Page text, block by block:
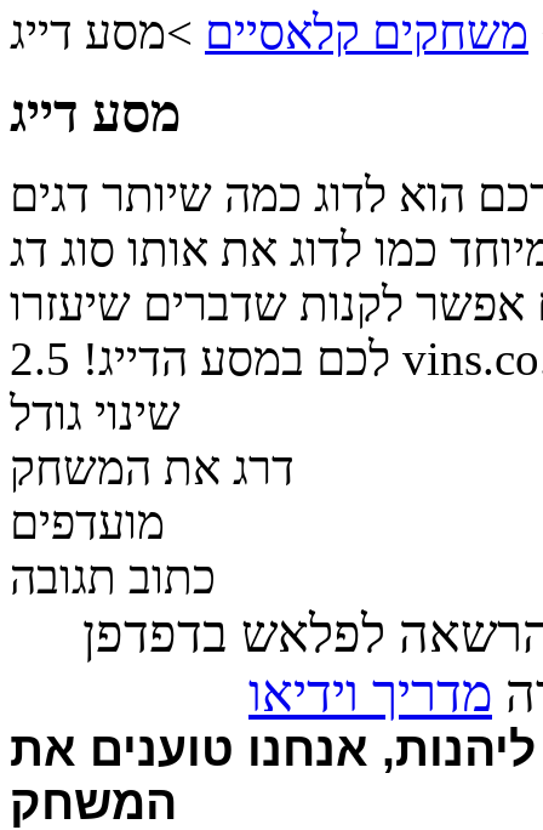
משחקים קלאסיים >מסע דייג
מסע דייג
הוא לדוג כמה שיותר דגים
כמו לדוג את אותו סוג דג
אפשר לקנות שדברים שיעזרו
לכם במסע הדייג! 2.5
שינוי גודל
דרג את המשחק
מועדפים
כתוב תגובה
לפלאש בדפדפן
מדריך וידיאו
אנחנו טוענים את
המשחק